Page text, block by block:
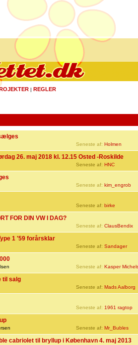
| REGLER
Seneste af: Holmen
26. maj 2018 kl. 12.15 Osted -Roskilde
Seneste af: HNC
Seneste af: kim_engrob
Seneste af: birke
FOR DIN VW I DAG?
Seneste af: ClausBendix
1 '59 forårsklar
Seneste af: Sandager
Seneste af: Kasper
til salg
Seneste af: Mads Aalborg
Seneste af: 1961 ragtop
Seneste af: Mr_Bubles
cabriolet til bryllup i København 4. maj 2013